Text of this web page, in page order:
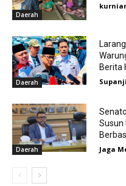
Daerah
Daerah
Berita
Daerah
Susun
Jaga